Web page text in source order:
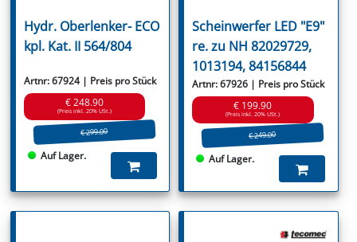
Hydr. Oberlenker- ECO
kpl. Kat. II 564/804
Artnr: 67924 | Preis pro Stück
€ 248.90
(Preis inkl. 20% USt.)
€ 299.00
Auf Lager.
Scheinwerfer LED "E9"
re. zu NH 82029729,
1013194, 84156844
Artnr: 67926 | Preis pro Stück
€ 199.90
(Preis inkl. 20% USt.)
€ 249.00
Auf Lager.